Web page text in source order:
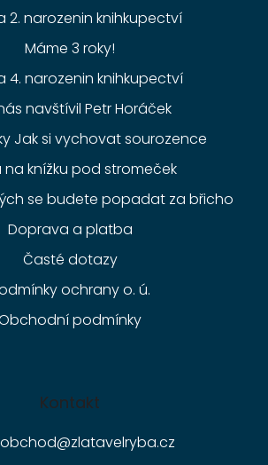
2. narozenin knihkupectví
Máme 3 roky!
4. narozenin knihkupectví
navštívil Petr Horáček
Jak si vychovat sourozence
na knížku pod stromeček
se budete popadat za břicho
Doprava a platba
Časté dotazy
ochrany o. ú.
podmínky
Kontakt
obchod@zlatavelryba.cz